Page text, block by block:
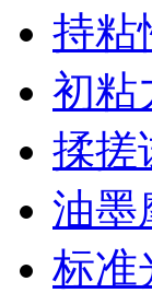
持粘
初粘
揉搓
油墨
标准